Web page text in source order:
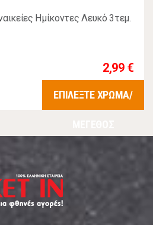
Ημίκοντες Λευκό 3τεμ.
2,99 €
ΕΠΙΛΕΞΤΕ ΧΡΩΜΑ/